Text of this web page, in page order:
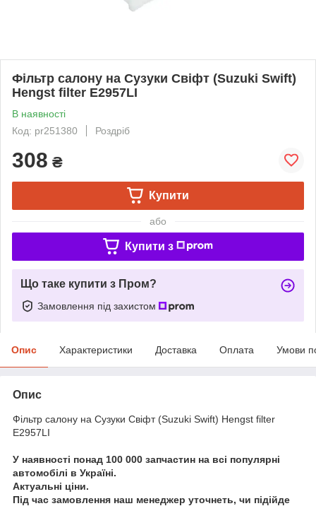
Фільтр салону на Сузуки Свіфт (Suzuki Swift)
Hengst filter E2957LI
В наявності
Код: pr251380
Роздріб
308 ₴
Купити
або
Купити з
Що таке купити з Пром?
Замовлення під захистом
Опис Характеристики Доставка Оплата Умови
Опис
Фільтр салону на Сузуки Свіфт (Suzuki Swift) Hengst filter
E2957LI
У наявності понад 100 000 запчастин на всі популярні
автомобілі в Україні.
Актуальні ціни.
Під час замовлення наш менеджер уточнеть, чи підійде